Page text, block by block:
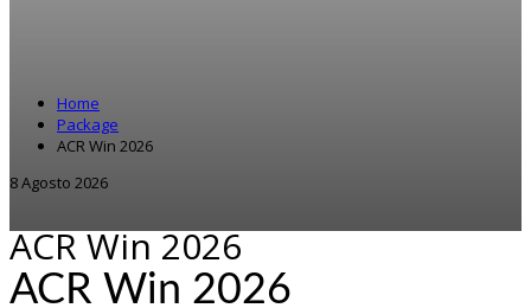
Home
Package
ACR Win 2026
8 Agosto 2026
ACR Win 2026
ACR Win 2026